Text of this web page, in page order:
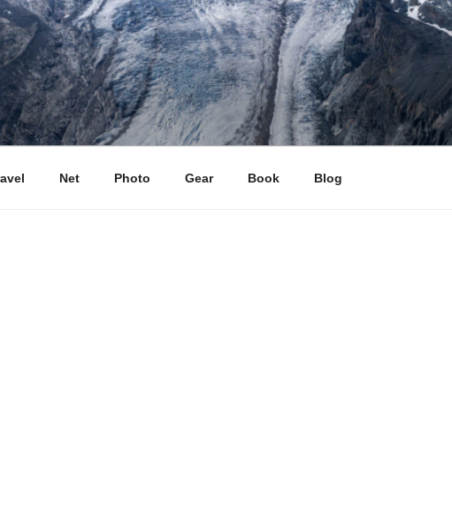
Net Photo Gear Book Blog